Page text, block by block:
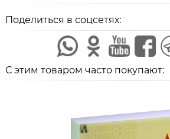
Поделиться в соцсетях:
С этим товаром часто покупают: